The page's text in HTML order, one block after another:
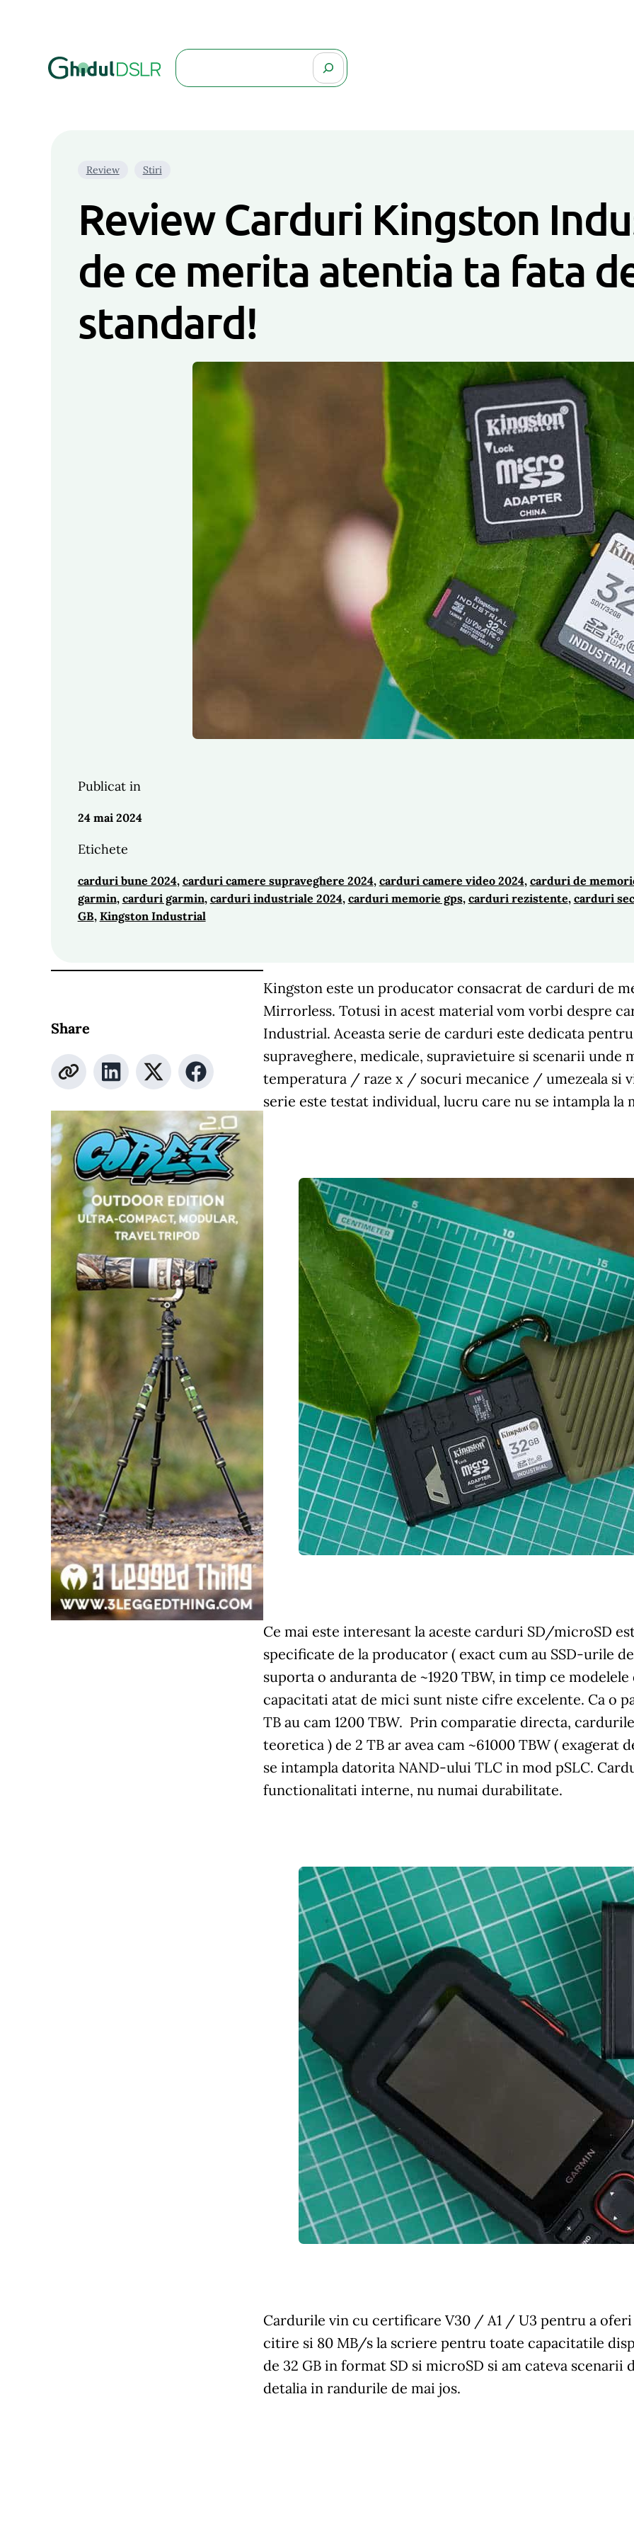
Search
Review Stiri
Review Carduri Kingston
de ce merita atentia ta fata
standard!
Publicat in
24 mai 2024
Etichete
carduri bune 2024, carduri camere supraveghere 2024, carduri camere video 2024, carduri de
garmin, carduri garmin, carduri industriale 2024, carduri memorie gps, carduri rezistente, carduri
GB, Kingston Industrial
Share
Kingston este un producator consacrat de carduri de
Mirrorless. Totusi in acest material vom vorbi despre
Industrial. Aceasta serie de carduri este dedicata
supraveghere, medicale, supravietuire si scenarii
temperatura / raze x / socuri mecanice / umezeala si
serie este testat individual, lucru care nu se intampla la
Ce mai este interesant la aceste carduri SD/microSD
specificate de la producator ( exact cum au SSD-urile
suporta o anduranta de ~1920 TBW, in timp ce
capacitati atat de mici sunt niste cifre excelente. Ca o
TB au cam 1200 TBW. Prin comparatie directa,
teoretica ) de 2 TB ar avea cam ~61000 TBW ( exagerat
se intampla datorita NAND-ului TLC in mod pSLC.
functionalitati interne, nu numai durabilitate.
Cardurile vin cu certificare V30 / A1 / U3 pentru a
citire si 80 MB/s la scriere pentru toate capacitatile
de 32 GB in format SD si microSD si am cateva
detalia in randurile de mai jos.